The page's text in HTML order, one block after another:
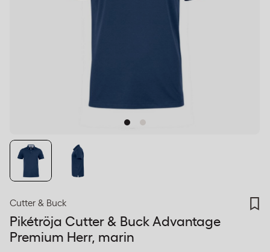
Cutter & Buck
Pikétröja Cutter & Buck Advantage
Premium Herr, marin